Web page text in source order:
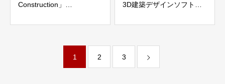
Construction」
クト株式会社
3D建築デザインソフト
メガソフト株式会社
1 2 3